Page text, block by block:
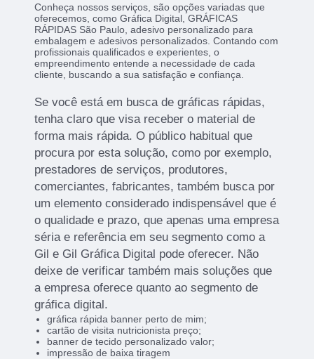
Conheça nossos serviços, são opções variadas que
oferecemos, como Gráfica Digital, GRÁFICAS
RÁPIDAS São Paulo, adesivo personalizado para
embalagem e adesivos personalizados. Contando com
profissionais qualificados e experientes, o
empreendimento entende a necessidade de cada
cliente, buscando a sua satisfação e confiança.
Se você está em busca de gráficas rápidas,
tenha claro que visa receber o material de
forma mais rápida. O público habitual que
procura por esta solução, como por exemplo,
prestadores de serviços, produtores,
comerciantes, fabricantes, também busca por
um elemento considerado indispensável que é
o qualidade e prazo, que apenas uma empresa
séria e referência em seu segmento como a
Gil e Gil Gráfica Digital pode oferecer. Não
deixe de verificar também mais soluções que
a empresa oferece quanto ao segmento de
gráfica digital.
gráfica rápida banner perto de mim;
cartão de visita nutricionista preço;
banner de tecido personalizado valor;
impressão de baixa tiragem